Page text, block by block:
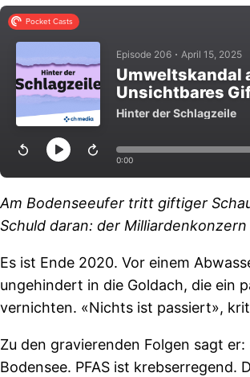
Am Bodenseeufer tritt giftiger
Schuld daran: der
Es ist Ende 2020. Vor einem
ungehindert in die Goldach, die ein
vernichten. «Nichts ist passiert»,
Zu den gravierenden Folgen sagt
Bodensee. PFAS ist